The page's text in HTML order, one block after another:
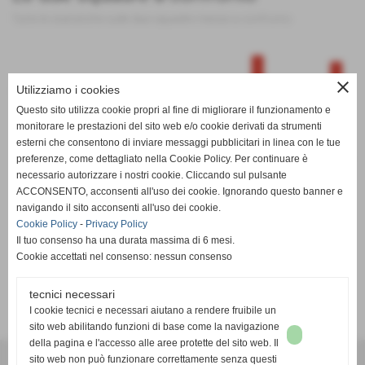
PT G N GF
0
100
Orbassano Calcio Pol. Garino
SCHEDA-
A.S.D. SPORTING PISCINESE RIVA
close
Utilizziamo i cookies
Questo sito utilizza cookie propri al fine di migliorare il funzionamento e
monitorare le prestazioni del sito web e/o cookie derivati da strumenti
esterni che consentono di inviare messaggi pubblicitari in linea con le tue
preferenze, come dettagliato nella Cookie Policy. Per continuare è
necessario autorizzare i nostri cookie. Cliccando sul pulsante
ACCONSENTO, acconsenti all'uso dei cookie. Ignorando questo banner e
navigando il sito acconsenti all'uso dei cookie.
Cookie Policy - Privacy Policy
Il tuo consenso ha una durata massima di 6 mesi.
Cookie accettati nel consenso: nessun consenso
tecnici necessari
I cookie tecnici e necessari aiutano a rendere fruibile un
sito web abilitando funzioni di base come la navigazione
della pagina e l'accesso alle aree protette del sito web. Il
sito web non può funzionare correttamente senza questi